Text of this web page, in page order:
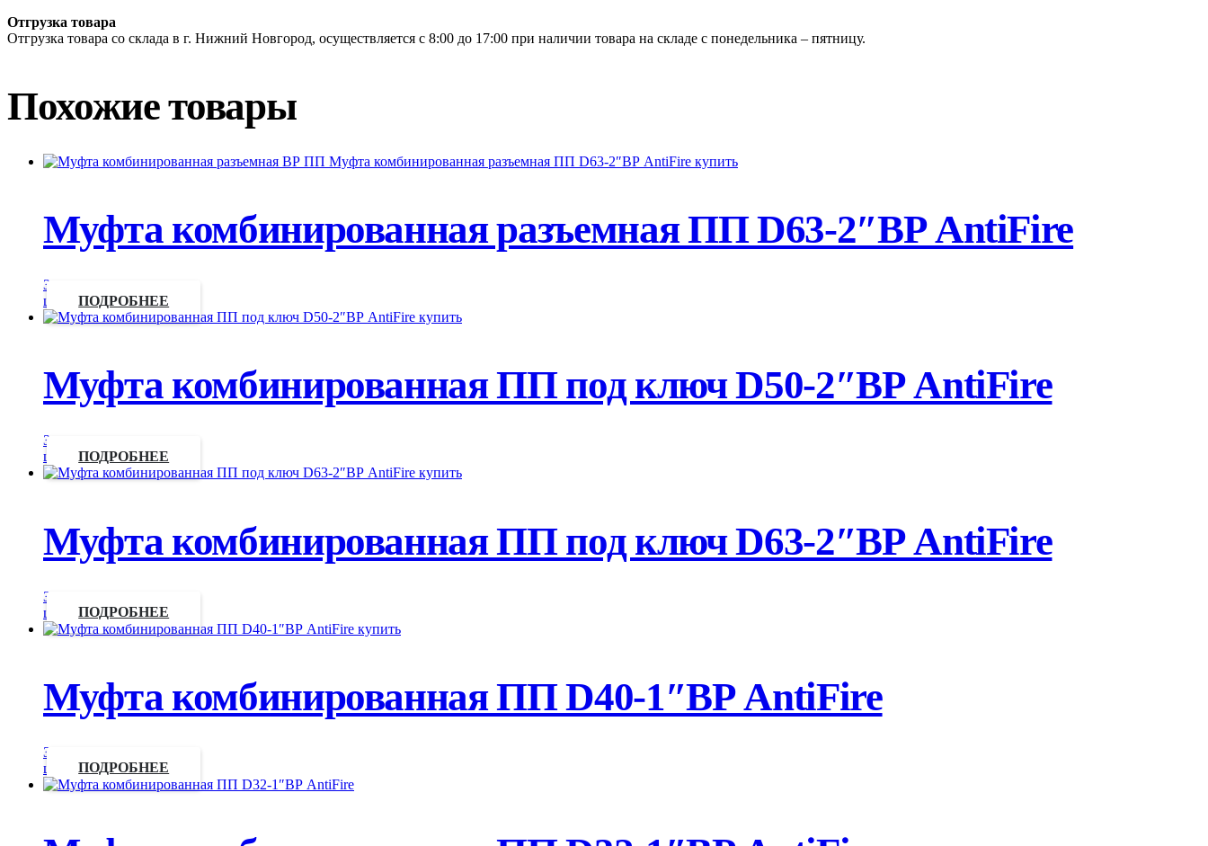
Отгрузка товара
Отгрузка товара со склада в г. Нижний Новгород, осуществляется с 8:00 до 17:00 при наличии товара на складе с понедельника – пятницу.
Похожие товары
Муфта комбинированная разъемная ПП D63-2″ВР AntiFire
Запросить
цену
ПОДРОБНЕЕ
Муфта комбинированная ПП под ключ D50-2″ВР AntiFire
Запросить
цену
ПОДРОБНЕЕ
Муфта комбинированная ПП под ключ D63-2″ВР AntiFire
Запросить
цену
ПОДРОБНЕЕ
Муфта комбинированная ПП D40-1″ВР AntiFire
Запросить
цену
ПОДРОБНЕЕ